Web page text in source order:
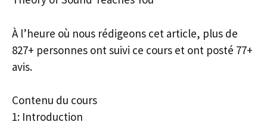
À l’heure où nous rédigeons cet article, plus de
827+ personnes ont suivi ce cours et ont posté 77+
avis.
Contenu du cours
1: Introduction